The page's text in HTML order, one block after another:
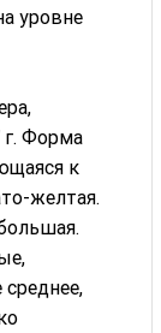
уровне
г. Форма
к
желтая.